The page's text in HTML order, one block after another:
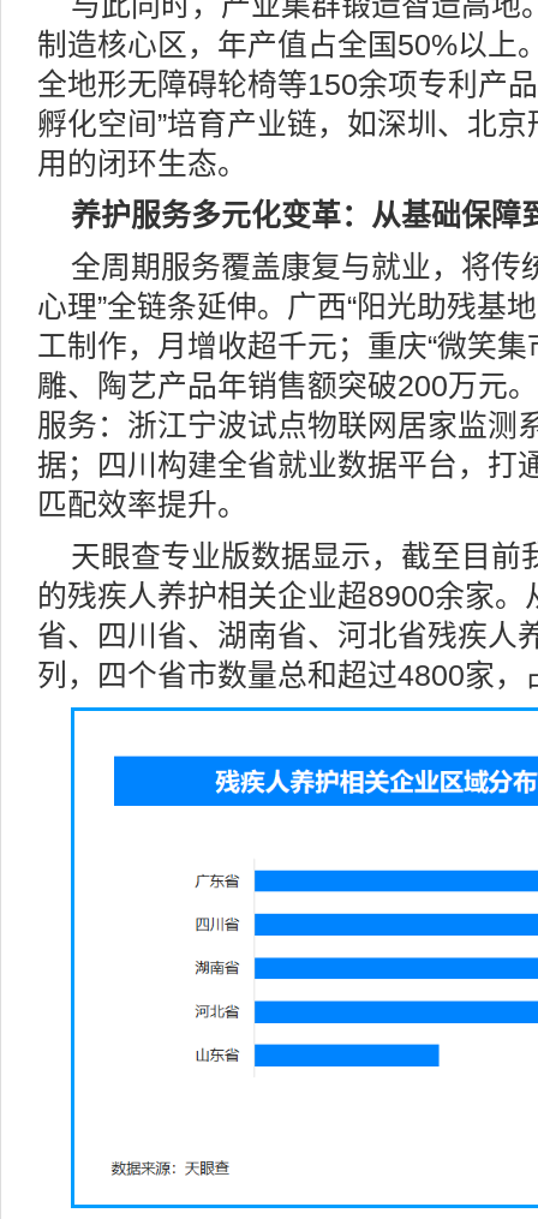
制造核心区，年产值占全国50%以上
全地形无障碍轮椅等150余项专利产
孵化空间”培育产业链，如深圳、北
用的闭环生态。
养护服务多元化变革：从基础保障
全周期服务覆盖康复与就业，将传
心理”全链条延伸。广西“阳光助残基
工制作，月增收超千元；重庆“微笑
雕、陶艺产品年销售额突破200万元
服务：浙江宁波试点物联网居家监测
据；四川构建全省就业数据平台，打
匹配效率提升。
天眼查专业版数据显示，截至目前
的残疾人养护相关企业超8900余家
省、四川省、湖南省、河北省残疾人
列，四个省市数量总和超过4800家，